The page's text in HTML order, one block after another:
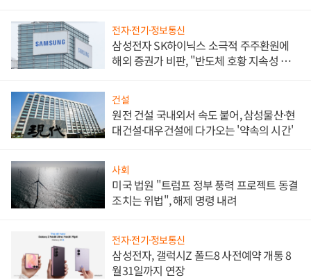
전자·전기·정보통신
삼성전자 SK하이닉스 소극적 주주환원에
해외 증권가 비판, "반도체 호황 지속성 의
건설
원전 건설 국내외서 속도 붙어, 삼성물산·현
대건설·대우건설에 다가오는 '약속의 시간'
사회
미국 법원 "트럼프 정부 풍력 프로젝트 동결
조치는 위법", 해제 명령 내려
전자·전기·정보통신
삼성전자, 갤럭시Z 폴드8 사전예약 개통 8
월31일까지 연장